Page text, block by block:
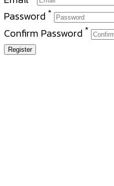
Password *
Confirm Password *
Register